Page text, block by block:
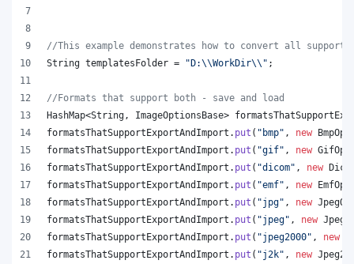
//This example demonstrates how to convert all
String templatesFolder = "D:\\WorkDir\\ " ;
//Formats that support both - save and load
HashMap<String , ImageOptionsBase>
formatsThatSupportExportAndImport . put ( "bmp" , new
formatsThatSupportExportAndImport . put ( "gif" , new
formatsThatSupportExportAndImport . put ( "dicom" , new
formatsThatSupportExportAndImport . put ( "emf" , new
formatsThatSupportExportAndImport . put ( "jpg" , new
formatsThatSupportExportAndImport . put ( "jpeg" , new
formatsThatSupportExportAndImport . put ( "jpeg2000" , new
formatsThatSupportExportAndImport . put ( "j2k" , new